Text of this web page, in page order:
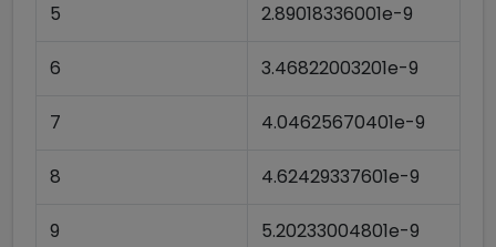
5 2.89018336001e-9
6 3.46822003201e-9
7 4.04625670401e-9
8 4.62429337601e-9
9 5.20233004801e-9